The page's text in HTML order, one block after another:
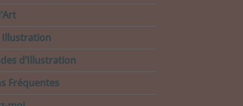
d’Illustration
Fréquentes